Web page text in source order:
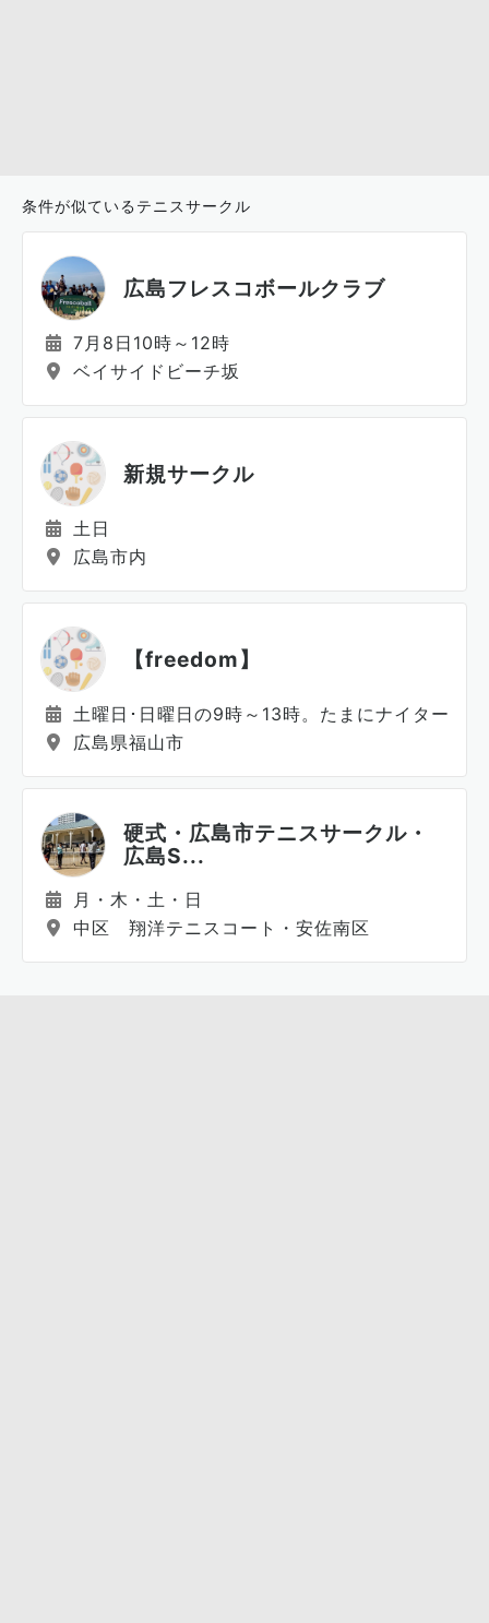
条件が似ているテニスサークル
広島フレスコボールクラブ
7月8日10時～12時
ベイサイドビーチ坂
新規サークル
土日
広島市内
【freedom】
土曜日･日曜日の9時～13時。たまにナイターが
広島県福山市
硬式・広島市テニスサークル・
広島S...
月・木・土・日
中区 翔洋テニスコート・安佐南区